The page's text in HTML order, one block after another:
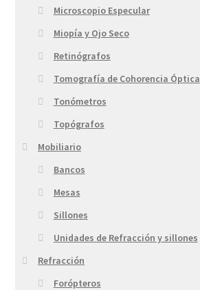
Microscopio Especular
Miopía y Ojo Seco
Retinógrafos
Tomografía de Cohorencia Óptica
Tonómetros
Topógrafos
Mobiliario
Bancos
Mesas
Sillones
Unidades de Refracción y sillones
Refracción
Forópteros